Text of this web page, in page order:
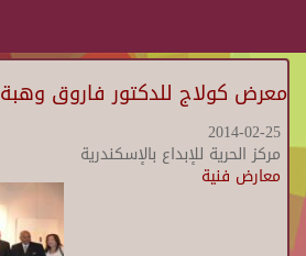
معرض كولاج للدكتور فاروق وهبة
2014-02-25
مركز الحرية للإبداع بالإسكندرية
معارض فنية